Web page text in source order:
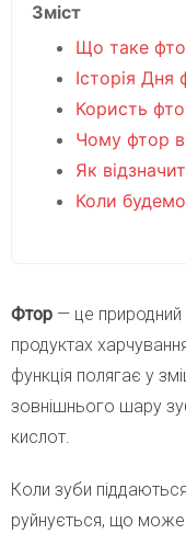
Зміст
Що таке
Історія Дня
Користь
Чому фтор
Як
Коли
Фтор — це природний
продуктах
функція полягає у
зовнішнього шару
кислот.
Коли зуби
руйнується, що може